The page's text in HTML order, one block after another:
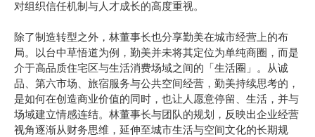
对组织信任机制与人才成长的高度重视。
除了制造转型之外，林董事长也分享勤美在城市经营上的布
局。以台中草悟道为例，勤美并未将其定位为单纯商圈，而是
介于高品质住宅区与生活消费场域之间的「生活圈」。从诚
品、第六市场、旅宿服务与公共空间经营，勤美持续思考的，
是如何在创造商业价值的同时，也让人愿意停留、生活，并与
场域建立情感连结。林董事长与团队的规划，反映出企业经营
视角逐渐从财务思维，延伸至城市生活与空间文化的长期规